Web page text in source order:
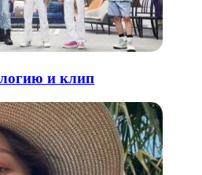
и клип